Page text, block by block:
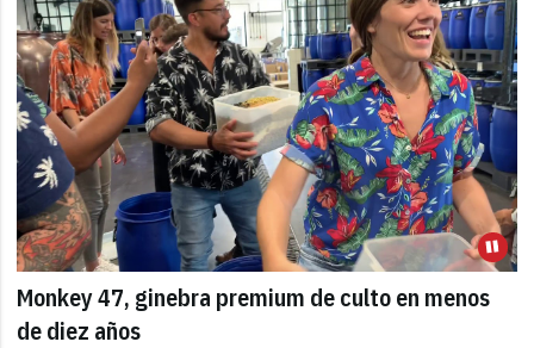
Monkey 47, ginebra premium de culto en menos
de diez años